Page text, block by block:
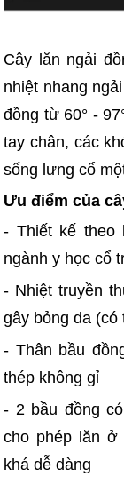
Cây lăn ngải
nhiệt nhang
đồng từ 60° -
tay chân, các
sống lưng cổ
Ưu điểm của
- Thiết kế theo
ngành y học cổ
- Nhiệt truyền
gây bỏng da (có
- Thân bầu
thép không gỉ
- 2 bầu đồng
cho phép lăn ở
khá dễ dàng